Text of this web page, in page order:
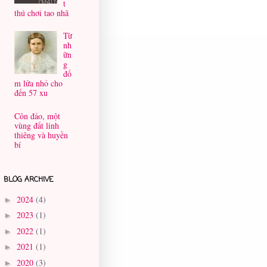
t
thú chơi tao nhã
Từ
nh
ữn
g
đố
m lửa nhỏ cho
đến 57 xu
Côn đảo, một
vùng đất linh
thiêng và huyền
bí
BLOG ARCHIVE
► 2024 (4)
► 2023 (1)
► 2022 (1)
► 2021 (1)
► 2020 (3)